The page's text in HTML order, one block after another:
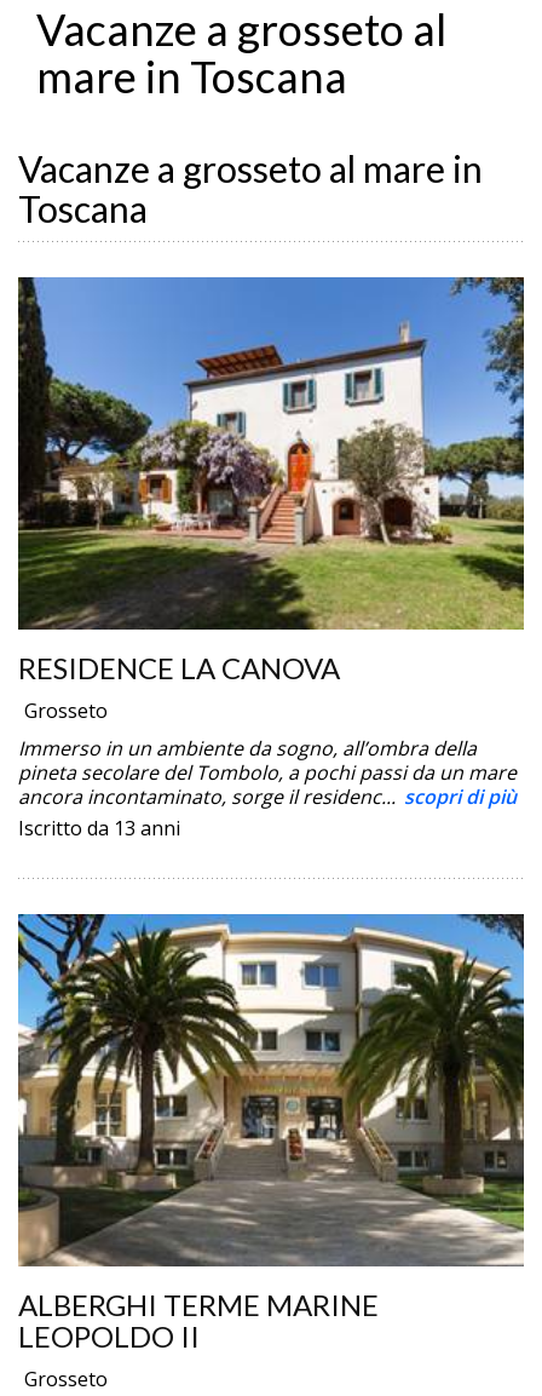
Vacanze a grosseto al
mare in Toscana
Vacanze a grosseto al mare in
Toscana
RESIDENCE LA CANOVA
Grosseto
Immerso in un ambiente da sogno, all’ombra della
pineta secolare del Tombolo, a pochi passi da un mare
ancora incontaminato, sorge il residenc... scopri di più
Iscritto da 13 anni
ALBERGHI TERME MARINE
LEOPOLDO II
Grosseto